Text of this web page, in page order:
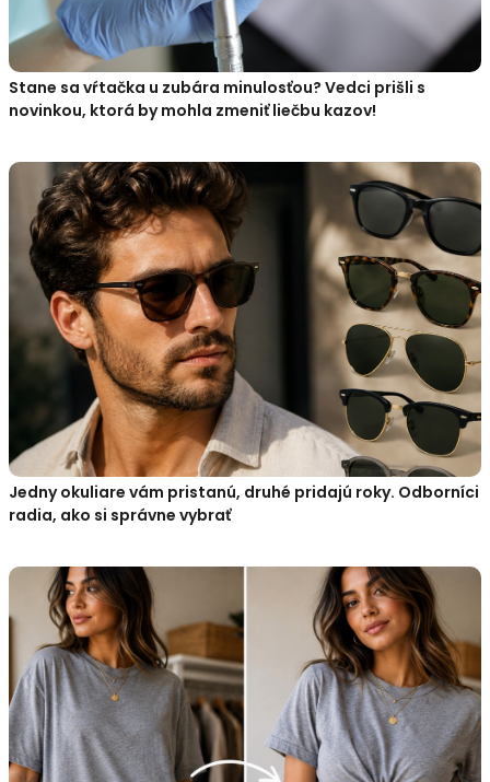
Stane sa vŕtačka u zubára minulosťou? Vedci prišli s
novinkou, ktorá by mohla zmeniť liečbu kazov!
Jedny okuliare vám pristanú, druhé pridajú roky. Odborníci
radia, ako si správne vybrať